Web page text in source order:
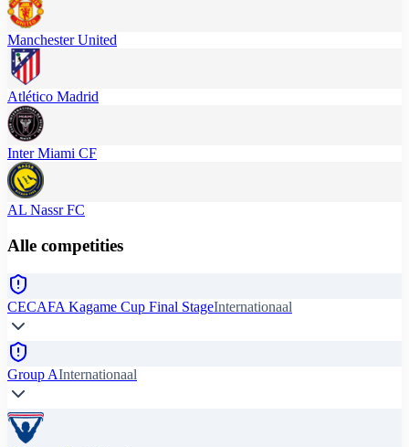
Manchester United
Atlético Madrid
Inter Miami CF
AL Nassr FC
Alle competities
CECAFA Kagame Cup Final StageInternationaal
Group AInternationaal